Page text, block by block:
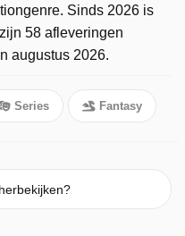
Sinds 2026 is
58 afleveringen
augustus 2026.
Series Fantasy